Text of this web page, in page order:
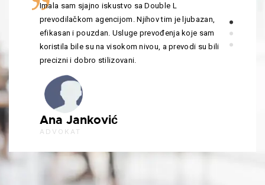
Imala sam sjajno iskustvo sa Double L
prevodilačkom agencijom. Njihov tim je ljubazan,
efikasan i pouzdan. Usluge prevođenja koje sam
koristila bile su na visokom nivou, a prevodi su bili
precizni i dobro stilizovani.
Ana Janković
ADVOKAT